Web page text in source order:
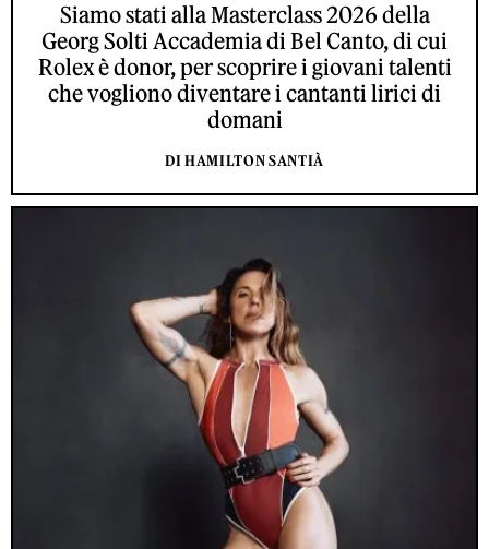
Siamo stati alla Masterclass 2026 della
Georg Solti Accademia di Bel Canto, di cui
Rolex è donor, per scoprire i giovani talenti
che vogliono diventare i cantanti lirici di
domani
DI HAMILTON SANTIÀ